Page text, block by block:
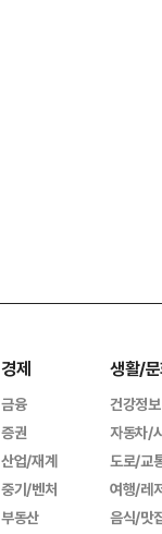
경제
금융
증권
산업/재계
중기/벤처
부동산
생활/
건강정보
자동차/
도로/교
여행/레
음식/맛